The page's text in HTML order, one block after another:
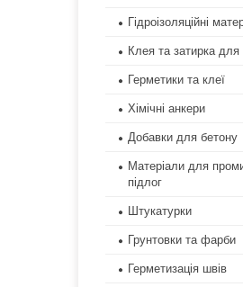
Гідроізоляційні
Клея та затирка для
Герметики та клеї
Хімічні анкери
Добавки для бетону
Матеріали для
підлог
Штукатурки
Грунтовки та фарби
Герметизація швів